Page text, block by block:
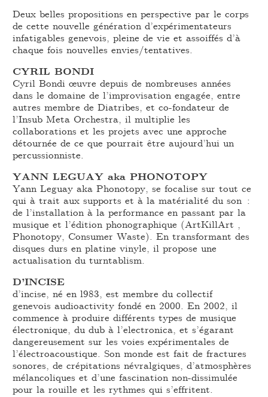
Deux belles propositions en perspective par le corps
de cette nouvelle génération d’expérimentateurs
infatigables genevois, pleine de vie et assoiffés d’à
chaque fois nouvelles envies/tentatives.
CYRIL BONDI
Cyril Bondi œuvre depuis de nombreuses années
dans le domaine de l’improvisation engagée, entre
autres membre de Diatribes, et co-fondateur de
l’Insub Meta Orchestra, il multiplie les
collaborations et les projets avec une approche
détournée de ce que pourrait être aujourd’hui un
percussionniste.
YANN LEGUAY aka PHONOTOPY
Yann Leguay aka Phonotopy, se focalise sur tout ce
qui à trait aux supports et à la matérialité du son :
de l’installation à la performance en passant par la
musique et l’édition phonographique (ArtKillArt ,
Phonotopy, Consumer Waste). En transformant des
disques durs en platine vinyle, il propose une
actualisation du turntablism.
D’INCISE
d’incise, né en l983, est membre du collectif
genevois audioactivity fondé en 2000. En 2002, il
commence à produire différents types de musique
électronique, du dub à l’electronica, et s’égarant
dangereusement sur les voies expérimentales de
l’électroacoustique. Son monde est fait de fractures
sonores, de crépitations névralgiques, d’atmosphères
mélancoliques et d’une fascination non-dissimulée
pour la rouille et les rythmes qui s’effritent.